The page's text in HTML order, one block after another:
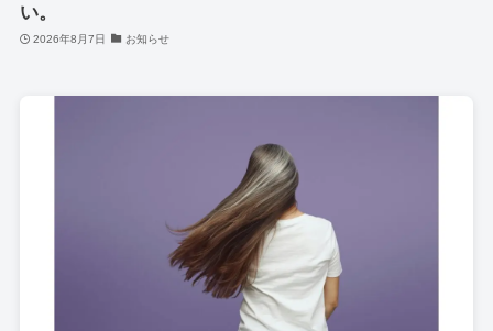
い。
2026年8月7日 お知らせ